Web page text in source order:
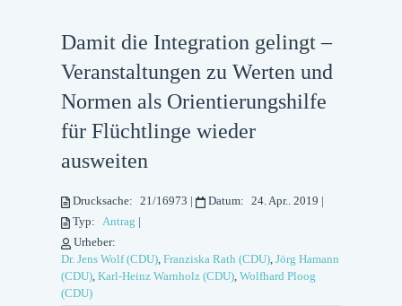
Damit die Integration gelingt –
Veranstaltungen zu Werten und
Normen als Orientierungshilfe
für Flüchtlinge wieder
ausweiten
Drucksache: 21/16973 | Datum: 24. Apr.. 2019 |
Typ: Antrag |
Urheber:
Dr. Jens Wolf (CDU), Franziska Rath (CDU), Jörg Hamann
(CDU), Karl-Heinz Warnholz (CDU), Wolfhard Ploog
(CDU)